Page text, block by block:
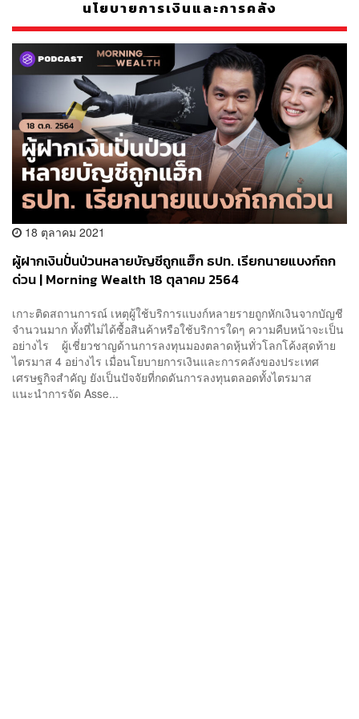
นโยบายการเงินและการคลัง
18 ตุลาคม 2021
ผู้ฝากเงินปั่นป่วนหลายบัญชีถูกแฮ็ก ธปท. เรียกนายแบงก์ถก
ด่วน | Morning Wealth 18 ตุลาคม 2564
เกาะติดสถานการณ์ เหตุผู้ใช้บริการแบงก์หลายรายถูกหักเงินจากบัญชี
จำนวนมาก ทั้งที่ไม่ได้ซื้อสินค้าหรือใช้บริการใดๆ ความคืบหน้าจะเป็น
อย่างไร ผู้เชี่ยวชาญด้านการลงทุนมองตลาดหุ้นทั่วโลกโค้งสุดท้าย
ไตรมาส 4 อย่างไร เมื่อนโยบายการเงินและการคลังของประเทศ
เศรษฐกิจสำคัญ ยังเป็นปัจจัยที่กดดันการลงทุนตลอดทั้งไตรมาส
แนะนำการจัด Asse...